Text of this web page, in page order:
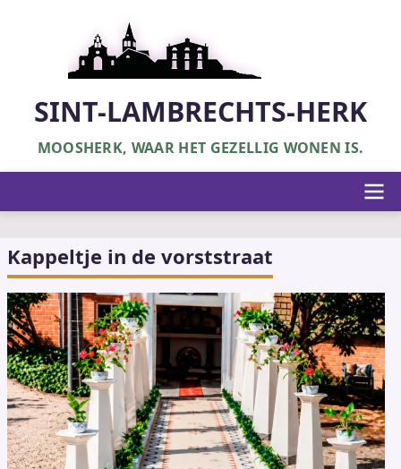
SINT-LAMBRECHTS-HERK
MOOSHERK, WAAR HET GEZELLIG WONEN IS.
Kappeltje in de vorststraat